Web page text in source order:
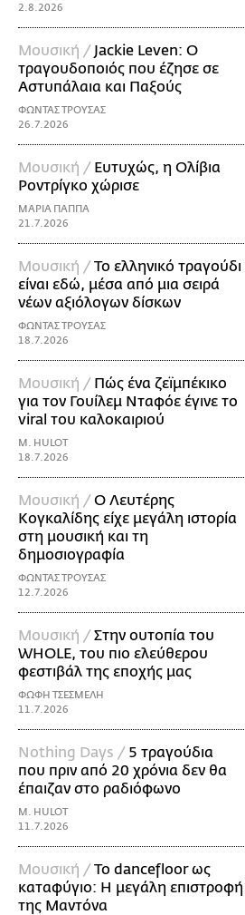
2.8.2026
Μουσική / Jackie Leven: Ο
τραγουδοποιός που έζησε σε
Αστυπάλαια και Παξούς
ΦΩΝΤΑΣ ΤΡΟΥΣΑΣ
26.7.2026
Μουσική / Ευτυχώς, η Ολίβια
Ροντρίγκο χώρισε
ΜΑΡΙΑ ΠΑΠΠΑ
21.7.2026
Μουσική /Το ελληνικό τραγούδι
είναι εδώ, μέσα από μια σειρά
νέων αξιόλογων δίσκων
ΦΩΝΤΑΣ ΤΡΟΥΣΑΣ
18.7.2026
Μουσική / Πώς ένα ζεϊμπέκικο
για τον Γουίλεμ Νταφόε έγινε το
viral του καλοκαιριού
M. HULOT
18.7.2026
Μουσική /Ο Λευτέρης
Κογκαλίδης είχε μεγάλη ιστορία
στη μουσική και τη
δημοσιογραφία
ΦΩΝΤΑΣ ΤΡΟΥΣΑΣ
12.7.2026
Μουσική /Στην ουτοπία του
WHOLE, του πιο ελεύθερου
φεστιβάλ της εποχής μας
ΦΩΦΗ ΤΣΕΣΜΕΛΗ
11.7.2026
Nothing Days / 5 τραγούδια
που πριν από 20 χρόνια δεν θα
έπαιζαν στο ραδιόφωνο
M. HULOT
11.7.2026
Μουσική /Το dancefloor ως
καταφύγιο: Η μεγάλη επιστροφή
της Μαντόνα